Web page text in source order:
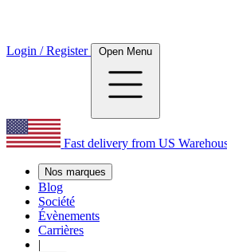
Login / Register Open Menu
Fast delivery from US
Nos marques
Blog
Société
Évènements
Carrières
|